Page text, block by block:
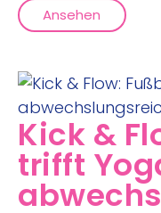
Ansehen
Kick &
trifft